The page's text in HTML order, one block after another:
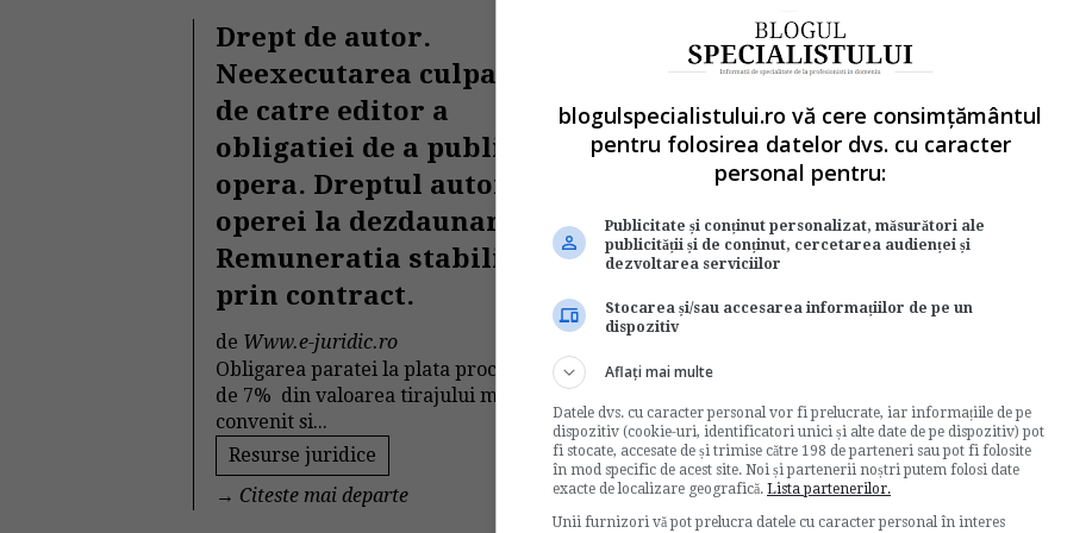
Drept de autor.
Neexecutarea culpabila
de catre editor a
obligatiei de a publica
opera. Dreptul autorului
operei la dezdaunare.
Remuneratia stabilita
prin contract.
de Www.e-juridic.ro
Obligarea paratei la plata procentului
de 7% din valoarea tirajului minim
convenit si...
Resurse juridice
→ Citeste mai departe
Uniunea Nationala a
Judecatorilor din
Romania organizeaza
dezbateri privind
alegerea membrilor CSM
deWww.e-juridic.ro
Uniunea Nationala a Judecatorilor din
Cluj, o serie de...
→Citeste mai departe
blogulspecialistului.ro vă cere consimțământul
pentru folosirea datelor dvs. cu caracter
personal pentru:
Publicitate și conținut personalizat, măsurători ale
publicității și de conținut, cercetarea audienței și
dezvoltarea serviciilor
Stocarea și/sau accesarea informațiilor de pe un
dispozitiv
Aflați mai multe
Datele dvs. cu caracter personal vor fi prelucrate, iar informațiile de pe
dispozitiv (cookie-uri, identificatori unici și alte date de pe dispozitiv) pot
fi stocate, accesate de și trimise către 198 de parteneri sau pot fi folosite
în mod specific de acest site. Noi și partenerii noștri putem folosi date
exacte de localizare geografică. Lista partenerilor.
Unii furnizori vă pot prelucra datele cu caracter personal în interes